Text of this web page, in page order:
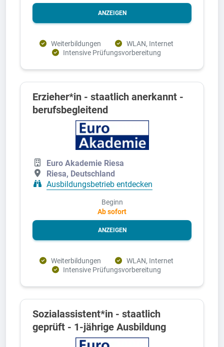
ANZEIGEN
Weiterbildungen
WLAN, Internet
Intensive Prüfungsvorbereitung
Erzieher*in - staatlich anerkannt -
berufsbegleitend
Euro Akademie Riesa
Riesa, Deutschland
Ausbildungsbetrieb entdecken
Beginn
Ab sofort
ANZEIGEN
Weiterbildungen
WLAN, Internet
Intensive Prüfungsvorbereitung
Sozialassistent*in - staatlich
geprüft - 1-jährige Ausbildung